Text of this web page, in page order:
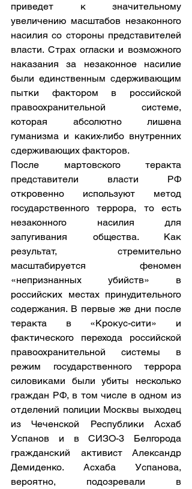
приведет к значительному
увеличению масштабов незаконного
насилия со стороны представителей
власти. Страх огласки и возможного
наказания за незаконное насилие
были единственным сдерживающим
пытки фактором в российской
правоохранительной системе,
которая абсолютно лишена
гуманизма и каких-либо внутренних
сдерживающих факторов.
После мартовского теракта
представители власти РФ
откровенно используют метод
государственного террора, то есть
незаконного насилия для
запугивания общества. Как
результат, стремительно
масштабируется феномен
«непризнанных убийств» в
российских местах принудительного
содержания. В первые же дни после
теракта в «Крокус-сити» и
фактического перехода российской
правоохранительной системы в
режим государственного террора
силовиками были убиты несколько
граждан РФ, в том числе в одном из
отделений полиции Москвы выходец
из Чеченской Республики Асхаб
Успанов и в СИЗО-3 Белгорода
гражданский активист Александр
Демиденко. Асхаба Успанова,
вероятно, подозревали в